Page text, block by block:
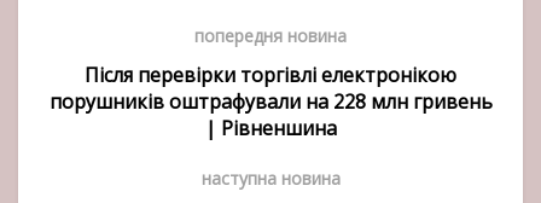
попередня новина
Після перевірки торгівлі електронікою
порушників оштрафували на 228 млн гривень
| Рівненшина
наступна новина